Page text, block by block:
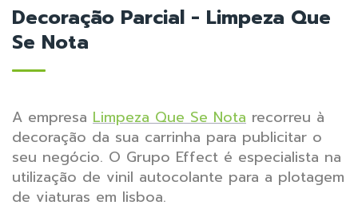
Decoração Parcial - Limpeza Que
Se Nota
A empresa Limpeza Que Se Nota recorreu à
decoração da sua carrinha para publicitar o
seu negócio. O Grupo Effect é especialista na
utilização de vinil autocolante para a plotagem
de viaturas em lisboa.